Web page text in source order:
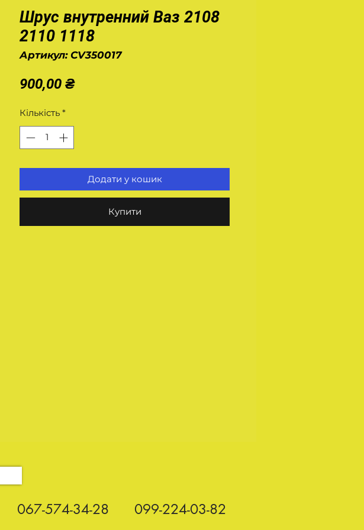
Шрус внутренний Ваз 2108
2110 1118
Артикул: CV350017
900,00 ₴Ціна
Кількість *
Додати у кошик
Купити
067-574-34-28 099-224-03-82